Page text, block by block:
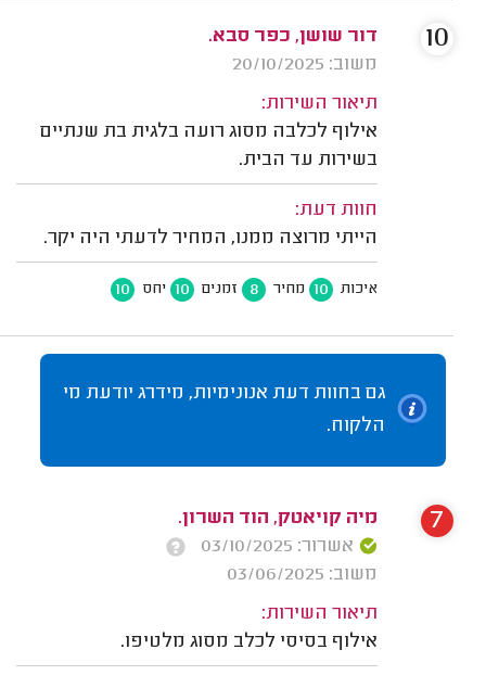
דור שושן, כפר סבא.
משוב: 20/10/2025
תיאור השירות:
אילוף לכלבה מסוג רועה בלגית בת שנתיים
בשירות עד הבית.
חוות דעת:
הייתי מרוצה ממנו, המחיר לדעתי היה יקר.
איכות 10 מחיר 8 זמנים 10 יחס 10
10
גם בחוות דעת אנונימיות, מידרג יודעת מי
הלקוח.
מיה קויאטק, הוד השרון.
אשרור: 03/10/2025
משוב: 03/06/2025
תיאור השירות:
אילוף בסיסי לכלב מסוג מלטיפו.
7